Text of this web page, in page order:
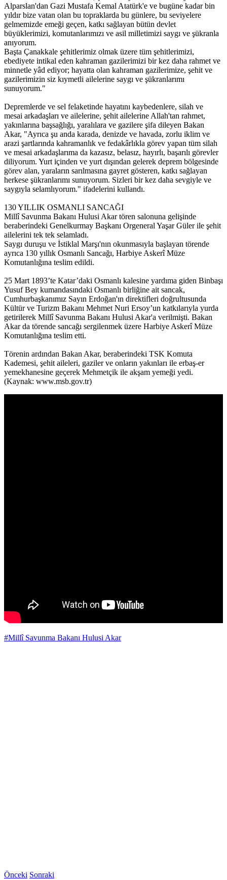
Alparslan'dan Gazi Mustafa Kemal Atatürk'e ve bugüne kadar bin
yıldır bize vatan olan bu topraklarda bu günlere, bu seviyelere
gelmemizde emeği geçen, katkı sağlayan bütün devlet
büyüklerimizi, komutanlarımızı ve asil milletimizi saygı ve şükranla
anıyorum.
Başta Çanakkale şehitlerimiz olmak üzere tüm şehitlerimizi,
ebediyete intikal eden kahraman gazilerimizi bir kez daha rahmet ve
minnetle yâd ediyor; hayatta olan kahraman gazilerimize, şehit ve
gazilerimizin siz kıymetli ailelerine saygı ve şükranlarımı
sunuyorum."
Depremlerde ve sel felaketinde hayatını kaybedenlere, silah ve
mesai arkadaşları ve ailelerine, şehit ailelerine Allah'tan rahmet,
yakınlarına başsağlığı, yaralılara ve gazilere şifa dileyen Bakan
Akar, "Ayrıca şu anda karada, denizde ve havada, zorlu iklim ve
arazi şartlarında kahramanlık ve fedakârlıkla görev yapan tüm silah
ve mesai arkadaşlarıma da kazasız, belasız, hayırlı, başarılı görevler
diliyorum. Yurt içinden ve yurt dışından gelerek deprem bölgesinde
görev alan, yaraların sarılmasına gayret gösteren, katkı sağlayan
herkese şükranlarımı sunuyorum. Sizleri bir kez daha sevgiyle ve
saygıyla selamlıyorum." ifadelerini kullandı.
130 YILLIK OSMANLI SANCAĞI
Millî Savunma Bakanı Hulusi Akar tören salonuna gelişinde
beraberindeki Genelkurmay Başkanı Orgeneral Yaşar Güler ile şehit
ailelerini tek tek selamladı.
Saygı duruşu ve İstiklal Marşı'nın okunmasıyla başlayan törende
ayrıca 130 yıllık Osmanlı Sancağı, Harbiye Askerî Müze
Komutanlığına teslim edildi.
25 Mart 1893’te Katar’daki Osmanlı kalesine yardıma giden Binbaşı
Yusuf Bey kumandasındaki Osmanlı birliğine ait sancak,
Cumhurbaşkanımız Sayın Erdoğan'ın direktifleri doğrultusunda
Kültür ve Turizm Bakanı Mehmet Nuri Ersoy’un katkılarıyla yurda
getirilerek Millî Savunma Bakanı Hulusi Akar'a verilmişti. Bakan
Akar da törende sancağı sergilenmek üzere Harbiye Askerî Müze
Komutanlığına teslim etti.
Törenin ardından Bakan Akar, beraberindeki TSK Komuta
Kademesi, şehit aileleri, gaziler ve onların yakınları ile erbaş-er
yemekhanesine geçerek Mehmetçik ile akşam yemeği yedi.
(Kaynak: www.msb.gov.tr)
#Millî Savunma Bakanı Hulusi Akar
Önceki Sonraki